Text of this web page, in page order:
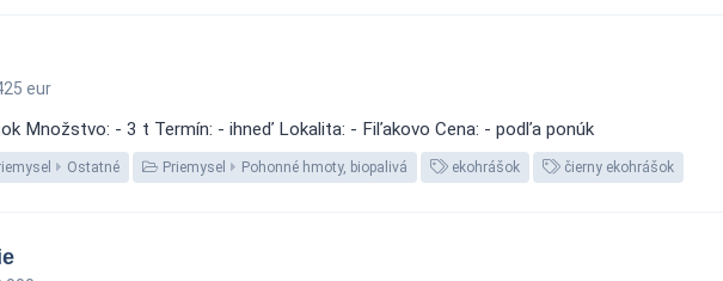
eur
Množstvo: - 3 t Termín: - ihneď Lokalita: - Fiľakovo Cena: - podľa ponúk
Ostatné Priemysel Pohonné hmoty, biopalivá ekohrášok čierny ekohrášok